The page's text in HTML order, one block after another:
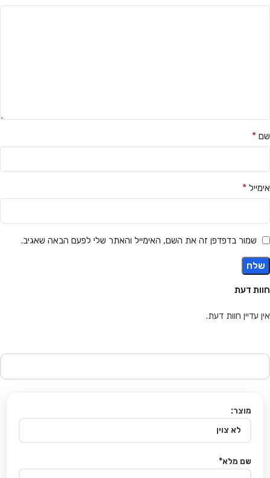
חוות דעת
אין עדיין חוות דעת.
שם *
אימייל *
שמור בדפדפן זה את השם, האימייל והאתר שלי לפעם הבאה שאגיב.
מוצר:
שם מלא*